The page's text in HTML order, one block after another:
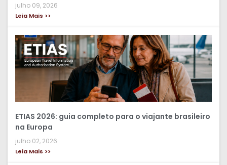
julho 09, 2026
Leia Mais >>
ETIAS 2026: guia completo para o viajante brasileiro
na Europa
julho 02, 2026
Leia Mais >>